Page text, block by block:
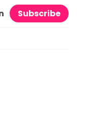
Subscribe